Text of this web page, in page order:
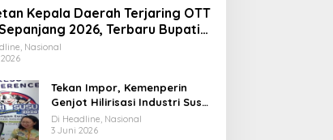
Kepala Daerah Terjaring OTT
2026, Terbaru Bupati
Anom Widiyantoro
Nasional
Tekan Impor, Kemenperin
Genjot Hilirisasi Industri Susu
Lewat Momen Hari Susu
Nusantara 2026
Di Headline, Nasional
3 Juni 2026